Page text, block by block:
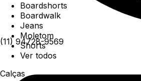
(11) 94728-9569
Boardshorts
Boardwalk
Jeans
Moletom
Shorts
Ver todos
Calças